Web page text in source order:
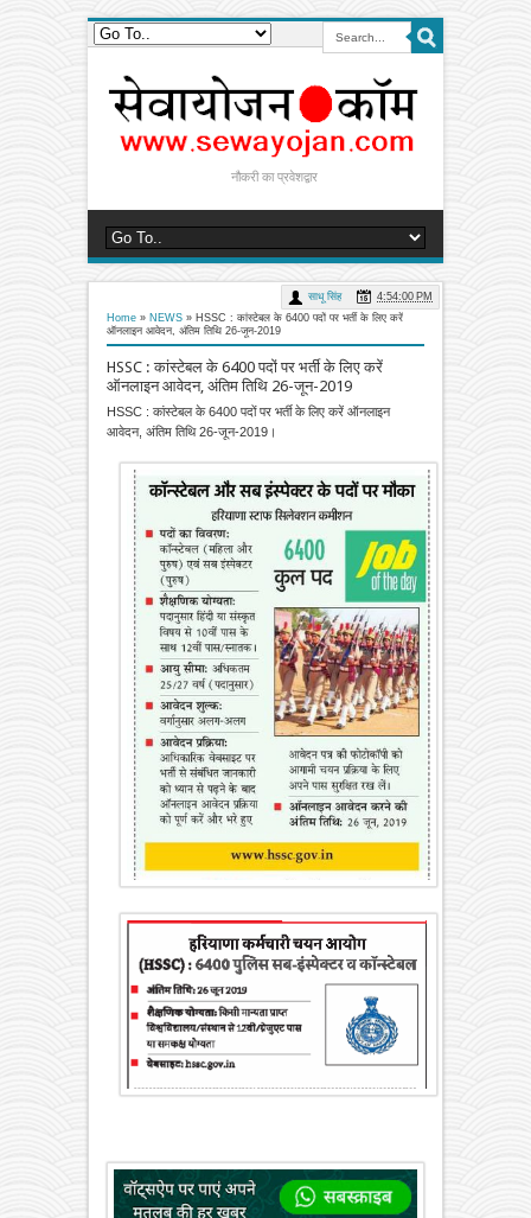
नौकरी का प्रवेशद्वार
Home » NEWS » HSSC : कांस्टेबल के 6400 पदों पर भर्ती के लिए करें
ऑनलाइन आवेदन, अंतिम तिथि 26-जून-2019
HSSC : कांस्टेबल के 6400 पदों पर भर्ती के लिए करें
ऑनलाइन आवेदन, अंतिम तिथि 26-जून-2019
साधू सिंह 4:54:00 PM
HSSC : कांस्टेबल के 6400 पदों पर भर्ती के लिए करें ऑनलाइन
आवेदन, अंतिम तिथि 26-जून-2019।